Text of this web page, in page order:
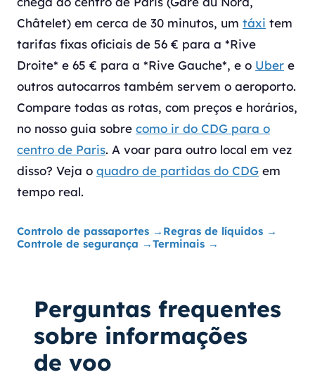
Châtelet) em cerca de 30 minutos, um táxi tem
tarifas fixas oficiais de 56 € para a *Rive
Droite* e 65 € para a *Rive Gauche*, e o Uber e
outros autocarros também servem o aeroporto.
Compare todas as rotas, com preços e horários,
no nosso guia sobre como ir do CDG para o
centro de Paris. A voar para outro local em vez
disso? Veja o quadro de partidas do CDG em
tempo real.
Controlo de passaportes → Regras de líquidos →
Controle de segurança →Terminais →
Perguntas frequentes
sobre informações
de voo